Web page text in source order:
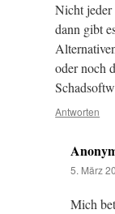
Nicht jeder
dann gibt
oder noch
Antworten
5. März
Mich